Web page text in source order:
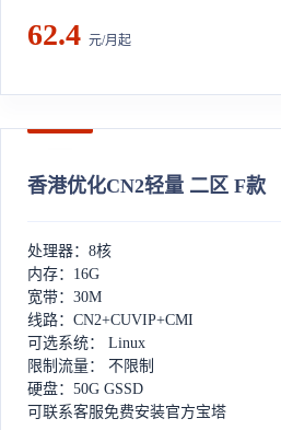
62.4 元/月起
香港优化CN2轻量 二区 F款
处理器：8核
内存：16G
宽带：30M
线路：CN2+CUVIP+CMI
可选系统： Linux
限制流量： 不限制
硬盘：50G GSSD
可联系客服免费安装官方宝塔